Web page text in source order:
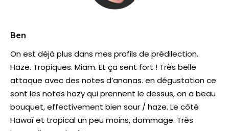
Ben
On est déjà plus dans mes profils de prédilection.
Haze. Tropiques. Miam. Et ça sent fort ! Très belle
attaque avec des notes d’ananas. en dégustation ce
sont les notes hazy qui prennent le dessus, on a beau
bouquet, effectivement bien sour / haze. Le côté
Hawaï et tropical un peu moins, dommage. Très